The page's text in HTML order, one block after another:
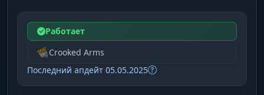
Работает
Crooked Arms
Последний апдейт 05.05.2025